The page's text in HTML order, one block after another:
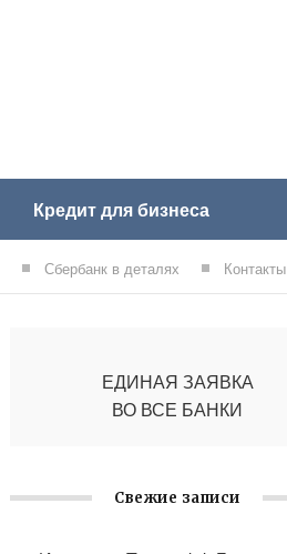
Кредит для бизнеса
Сбербанк в деталях Контакты
ЕДИНАЯ ЗАЯВКА
ВО ВСЕ БАНКИ
Свежие записи